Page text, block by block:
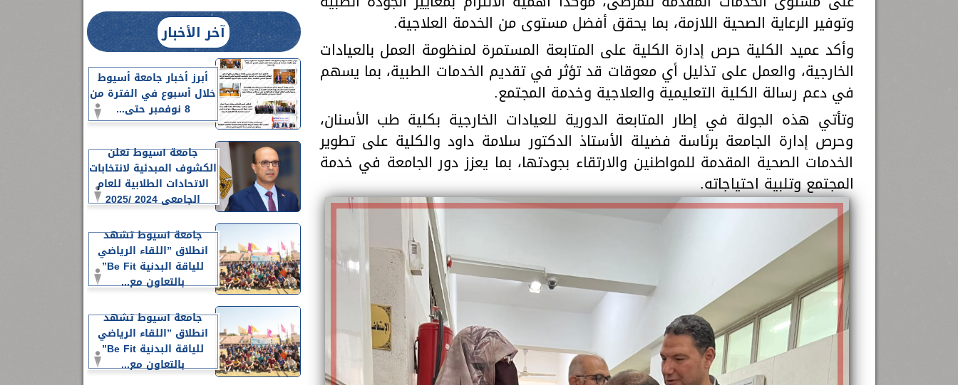
وتوفير الرعاية الصحية اللازمة، بما يحقق أفضل مستوى من الخدمة العلاجية.
وأكد عميد الكلية حرص إدارة الكلية على المتابعة المستمرة لمنظومة العمل بالعيادات
الخارجية، والعمل على تذليل أي معوقات قد تؤثر في تقديم الخدمات الطبية، بما يسهم
في دعم رسالة الكلية التعليمية والعلاجية وخدمة المجتمع.
وتأتي هذه الجولة في إطار المتابعة الدورية للعيادات الخارجية بكلية طب الأسنان،
وحرص إدارة الجامعة برئاسة فضيلة الأستاذ الدكتور سلامة داود والكلية على تطوير
الخدمات الصحية المقدمة للمواطنين والارتقاء بجودتها، بما يعزز دور الجامعة في خدمة
المجتمع وتلبية احتياجاته.
آخر الأخبار
أبرز أخبار جامعة أسيوط
خلال أسبوع في الفترة من
8 نوفمبر حتى...
جامعة أسيوط تعلن
الكشوف المبدئية لانتخابات
الاتحادات الطلابية للعام
الجامعي 2024 /2025
جامعة أسيوط تشهد
انطلاق ”اللقاء الرياضي
للياقة البدنية Be Fit”
بالتعاون مع...
جامعة أسيوط تشهد
انطلاق ”اللقاء الرياضي
للياقة البدنية Be Fit”
بالتعاون مع...